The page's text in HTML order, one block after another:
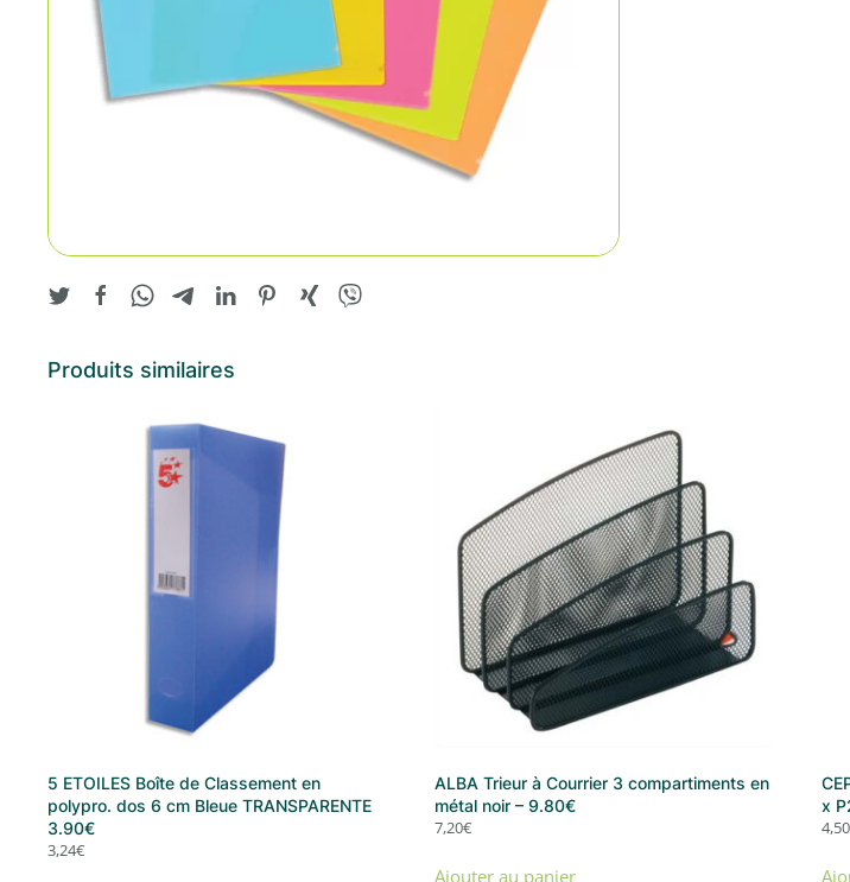
Produits similaires
5 ETOILES Boîte de Classement en
polypro. dos 6 cm Bleue TRANSPARENTE
3.90€
3,24€
ALBA Trieur à Courrier 3 compartiments en
métal noir – 9.80€
7,20€
Ajouter au panier
x
4,50